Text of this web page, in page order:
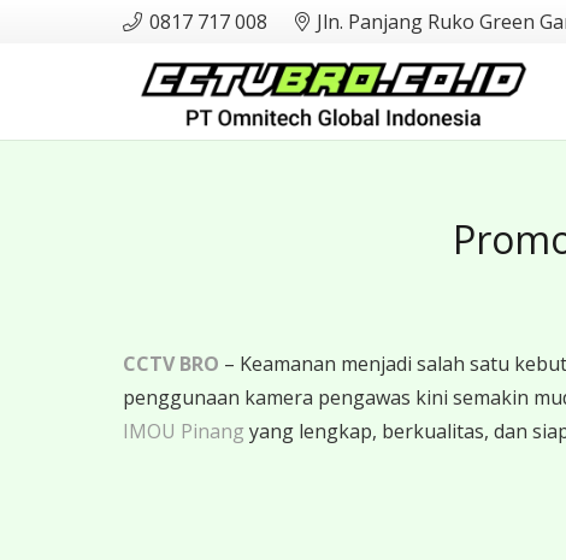
0817 717 008 Jln. Panjang Ruko Green
CCTV BRO – Keamanan menjadi salah satu
penggunaan kamera pengawas kini semakin
IMOU Pinang yang lengkap, berkualitas, dan